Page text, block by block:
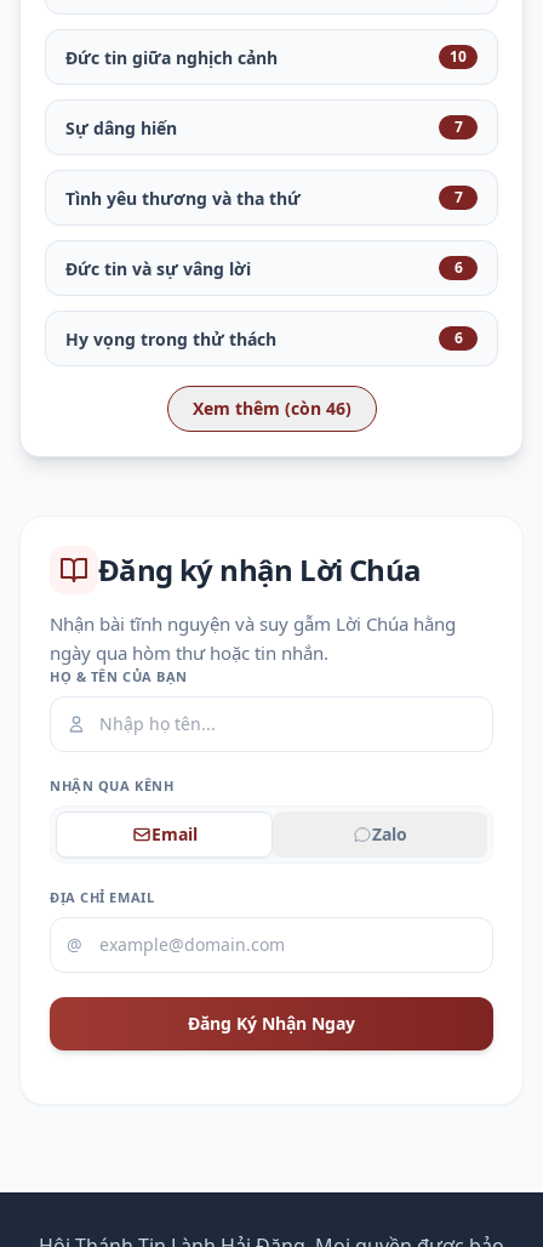
Đức tin giữa nghịch cảnh 10
Sự dâng hiến 7
Tình yêu thương và tha thứ 7
Đức tin và sự vâng lời 6
Hy vọng trong thử thách 6
Xem thêm (còn 46)
Đăng ký nhận Lời Chúa
Nhận bài tĩnh nguyện và suy gẫm Lời Chúa hằng
ngày qua hòm thư hoặc tin nhắn.
HỌ & TÊN CỦA BẠN
NHẬN QUA KÊNH
Email Zalo
ĐỊA CHỈ EMAIL
@
Đăng Ký Nhận Ngay